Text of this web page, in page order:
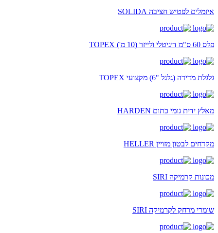
איזמלים לפטיש חציבה SOLIDA
פלס 60 ס"מ דיגיטלי ולייזר (10 מ') TOPEX
גלגלת מדידה (גלגל "6) מקצועי TOPEX
מאלץ ידית גומי כתום HARDEN
מקדחים לבטון מזויין HELLER
מכונות קרמיקה SIRI
שומרי מרחק לקרמיקה SIRI